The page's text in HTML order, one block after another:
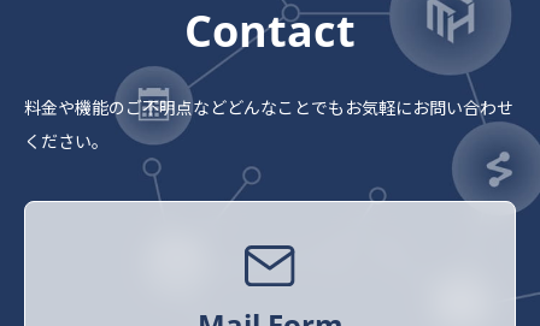
Contact
料金や機能のご不明点などどんなことでもお気軽にお問い合わせ
ください。